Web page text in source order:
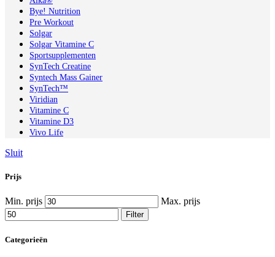
Bye! Nutrition
Pre Workout
Solgar
Solgar Vitamine C
Sportsupplementen
SynTech Creatine
Syntech Mass Gainer
SynTech™
Viridian
Vitamine C
Vitamine D3
Vivo Life
Sluit
Prijs
Min. prijs Max. prijs
Filter
Categorieën